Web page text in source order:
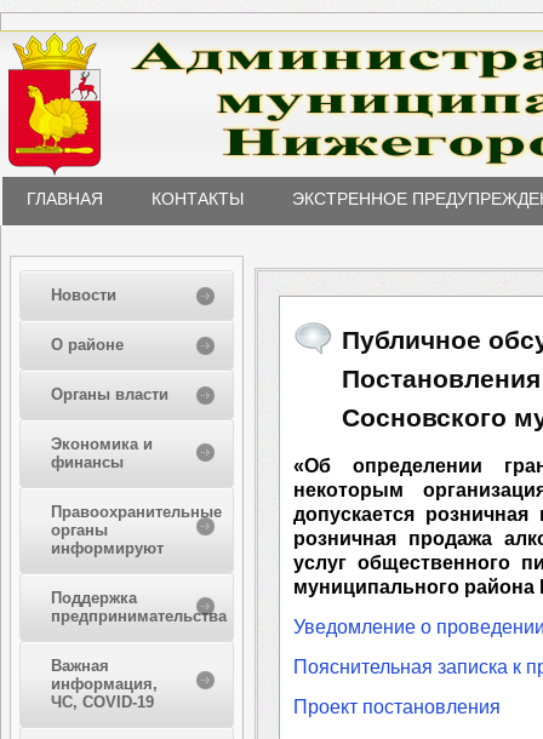
ГЛАВНАЯ КОНТАКТЫ ЭКСТРЕННОЕ
Новости
О районе
Органы власти
Экономика и
финансы
Правоохранительные
органы
информируют
Поддержка
предпринимательства
Важная
информация,
ЧС, COVID-19
Публичное
Сосновского
«Об определении
некоторым
допускается
розничная продажа
услуг общественного
муниципального района
Уведомление о
Пояснительная записка к
Проект постановления